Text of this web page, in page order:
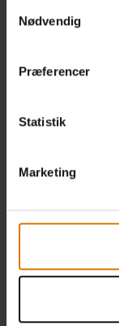
Nødvendig
Præferencer
Statistik
Marketing